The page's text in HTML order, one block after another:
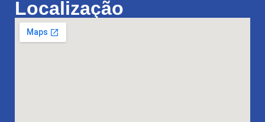
Localização